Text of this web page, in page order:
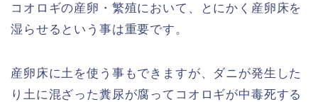
コオロギの産卵・繁殖において、とにかく産卵床を
湿らせるという事は重要です。
産卵床に土を使う事もできますが、ダニが発生した
り土に混ざった糞尿が腐ってコオロギが中毒死する